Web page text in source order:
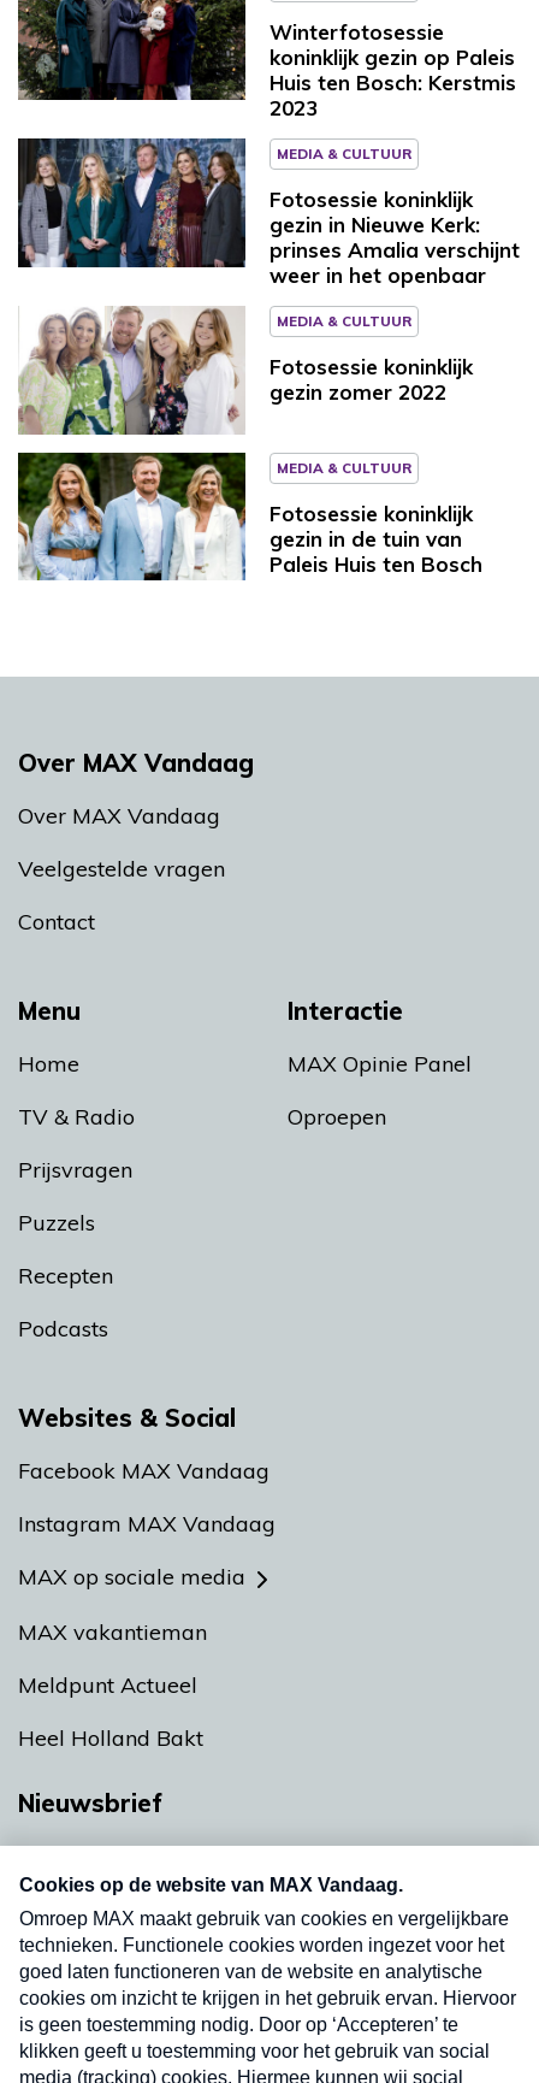
Winterfotosessie
koninklijk gezin op Paleis
Huis ten Bosch: Kerstmis
2023
MEDIA & CULTUUR
Fotosessie koninklijk
gezin in Nieuwe Kerk:
prinses Amalia verschijnt
weer in het openbaar
MEDIA & CULTUUR
Fotosessie koninklijk
gezin zomer 2022
MEDIA & CULTUUR
Fotosessie koninklijk
gezin in de tuin van
Paleis Huis ten Bosch
Menu
Home
TV & Radio
Prijsvragen
Puzzels
Recepten
Podcasts
Interactie
MAX Opinie Panel
Oproepen
Over MAX Vandaag
Over MAX Vandaag
Veelgestelde vragen
Contact
Websites & Social
Facebook MAX Vandaag
Instagram MAX Vandaag
MAX op sociale media
MAX vakantieman
Meldpunt Actueel
Heel Holland Bakt
Nieuwsbrief
nieuwsbrief. Elke vrijdag- en dinsdagochtend in
uw mailbox.
Verzend